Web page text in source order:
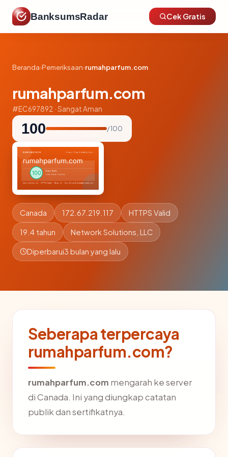
BanksumsRadar Cek Gratis
Beranda›Pemeriksaan›rumahparfum.com
rumahparfum.com
#EC697892 · Sangat Aman
100 / 100
Canada 172.67.219.117 HTTPS Valid
19.4 tahun Network Solutions, LLC
Diperbarui3 bulan yang lalu
Seberapa terpercaya
rumahparfum.com?
rumahparfum.com mengarah ke server
di Canada. Ini yang diungkap catatan
publik dan sertifikatnya.